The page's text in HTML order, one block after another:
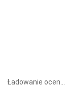
Ładowanie ocen...